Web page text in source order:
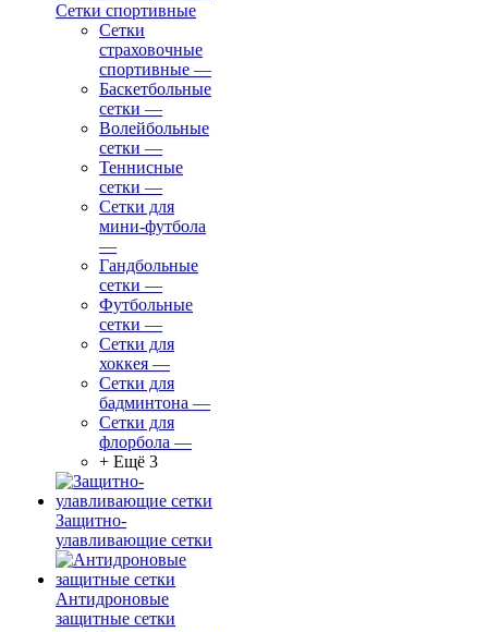
Сетки спортивные
Сетки
страховочные
спортивные —
Баскетбольные
сетки —
Волейбольные
сетки —
Теннисные
сетки —
Сетки для
мини-футбола
—
Гандбольные
сетки —
Футбольные
сетки —
Сетки для
хоккея —
Сетки для
бадминтона —
Сетки для
флорбола —
+ Ещё 3
Защитно-
улавливающие сетки
Антидроновые
защитные сетки